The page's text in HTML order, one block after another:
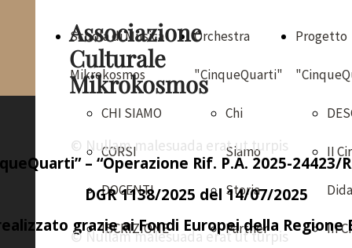
Scuola di Musica
Mikrokosmos
CHI SIAMO
CORSI
DOCENTI
ISCRIZIONE
Orchestra
"CinqueQuarti"
Chi
Siamo
Storia
Partner
Progetto
II
III
Associazione
Culturale
Mikrokosmos
© Nullam malesuada erat ut turpis
– “Operazione Rif. P.A. 2025-
DGR 1138/2025 del 14/07/2025
grazie ai Fondi Europei della Regione
© Nullam malesuada erat ut turpis